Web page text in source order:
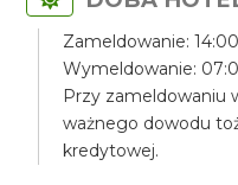
Zameldowanie:
Wymeldowanie:
Przy zameldowaniu
ważnego dowodu
kredytowej.